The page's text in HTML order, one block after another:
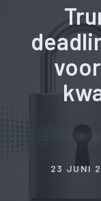
23 JUNI